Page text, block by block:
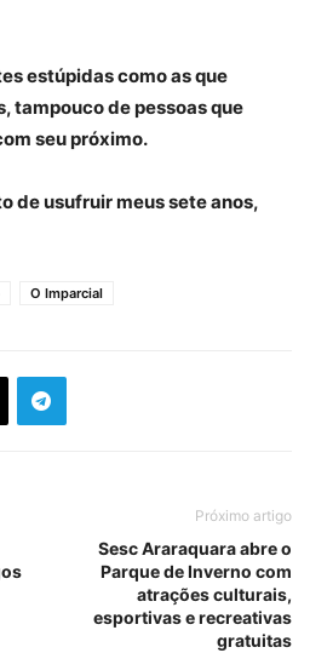
estúpidas como as que
tampouco de pessoas que
seu próximo.
de usufruir meus sete anos,
O Imparcial
Próximo artigo
Sesc Araraquara abre o
Parque de Inverno com
atrações culturais,
esportivas e recreativas
gratuitas